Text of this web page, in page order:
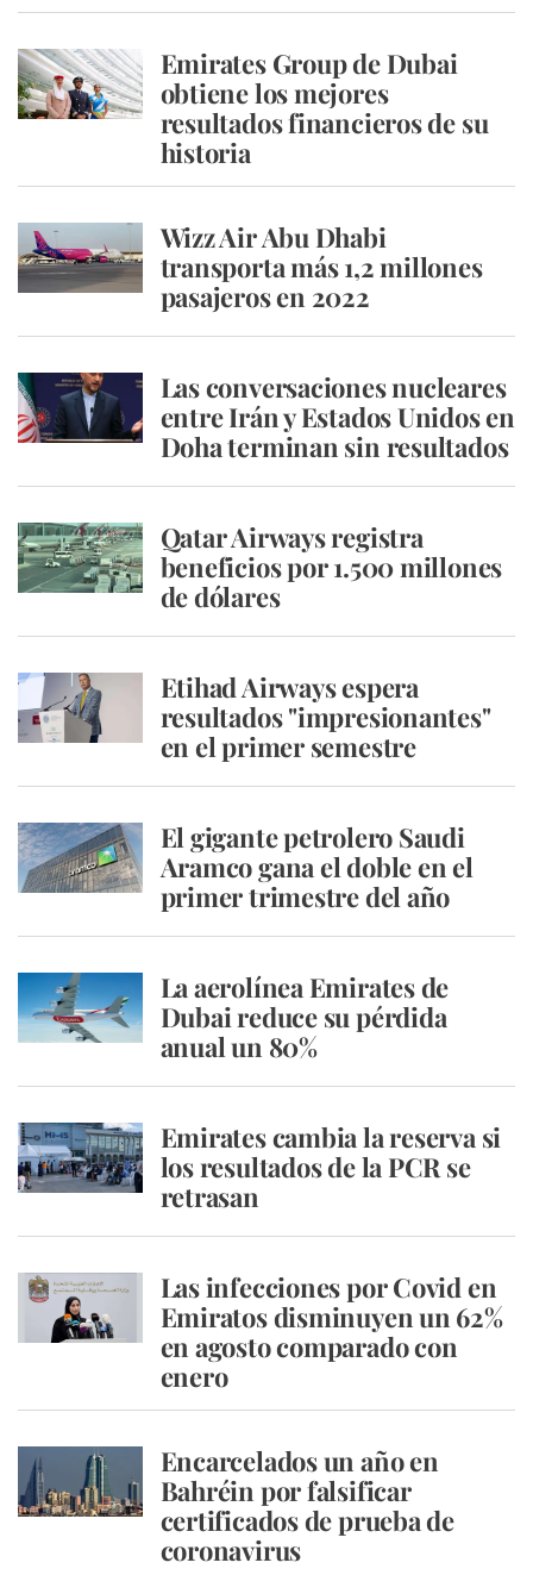
Emirates Group de Dubai
obtiene los mejores
resultados financieros de su
historia
Wizz Air Abu Dhabi
transporta más 1,2 millones
pasajeros en 2022
Las conversaciones nucleares
entre Irán y Estados Unidos en
Doha terminan sin resultados
Qatar Airways registra
beneficios por 1.500 millones
de dólares
Etihad Airways espera
resultados "impresionantes"
en el primer semestre
El gigante petrolero Saudi
Aramco gana el doble en el
primer trimestre del año
La aerolínea Emirates de
Dubai reduce su pérdida
anual un 80%
Emirates cambia la reserva si
los resultados de la PCR se
retrasan
Las infecciones por Covid en
Emiratos disminuyen un 62%
en agosto comparado con
enero
Encarcelados un año en
Bahréin por falsificar
certificados de prueba de
coronavirus